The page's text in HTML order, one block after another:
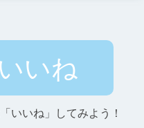
いいね
いいね」してみよう！